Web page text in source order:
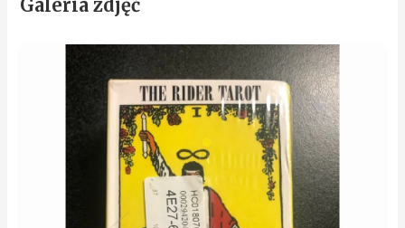
Galeria zdjęć